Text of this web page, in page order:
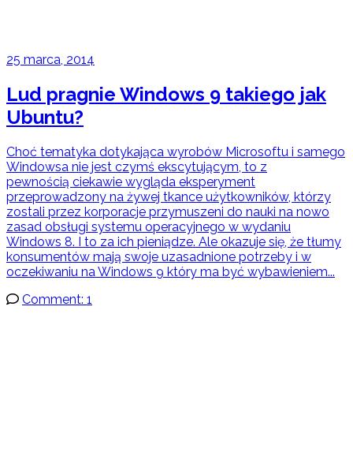
25 marca, 2014
Lud pragnie Windows 9 takiego jak
Ubuntu?
Choć tematyka dotykająca wyrobów Microsoftu i samego
Windowsa nie jest czymś ekscytującym, to z
pewnością ciekawie wygląda eksperyment
przeprowadzony na żywej tkance użytkowników, którzy
zostali przez korporacje przymuszeni do nauki na nowo
zasad obsługi systemu operacyjnego w wydaniu
Windows 8. I to za ich pieniądze. Ale okazuje się, że tłumy
konsumentów mają swoje uzasadnione potrzeby i w
oczekiwaniu na Windows 9 który ma być wybawieniem...
Comment: 1